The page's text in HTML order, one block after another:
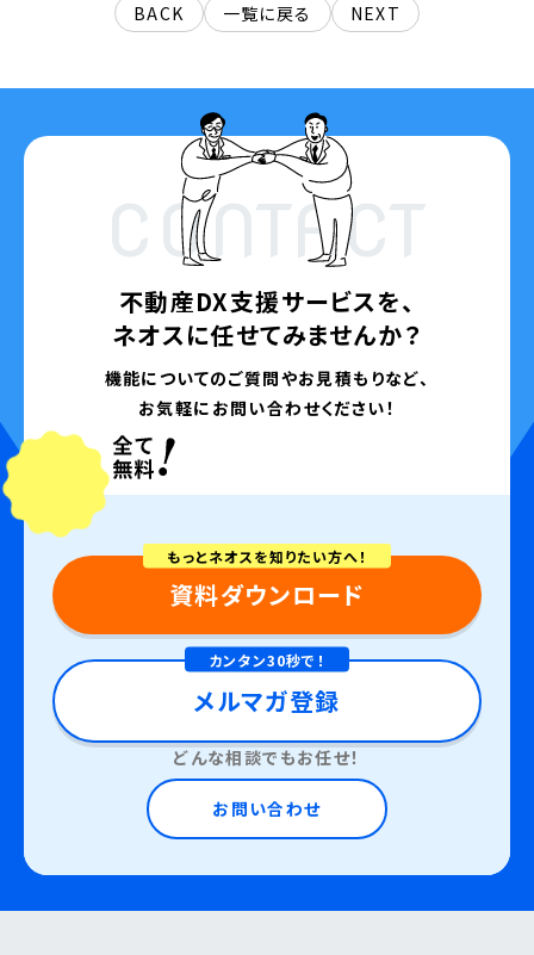
BACK 一覧に戻る NEXT
CONTACT
不動産DX支援サービスを、
ネオスに任せてみませんか？
機能についてのご質問やお見積もりなど、
お気軽にお問い合わせください！
もっとネオスを知りたい方へ！
資料ダウンロード
カンタン30秒で！
メルマガ登録
どんな相談でもお任せ！
お問い合わせ